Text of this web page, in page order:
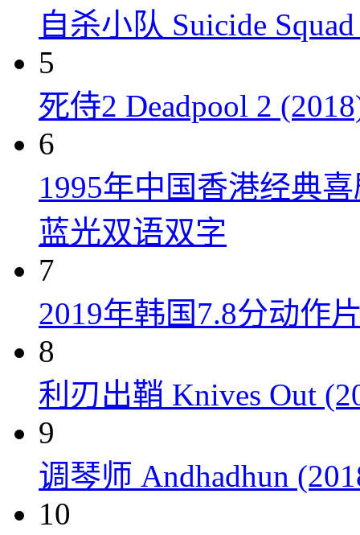
自杀小队 Suicide
5
死侍2 Deadpool 2
6
1995年中国香港经典
蓝光双语双字
7
2019年韩国7.8分动作
8
利刃出鞘 Knives Out
9
调琴师 Andhadhun
10